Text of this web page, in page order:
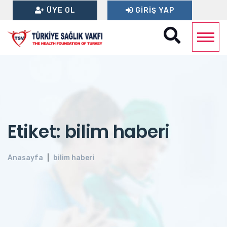
ÜYE OL GIRIŞ YAP
Etiket: bilim haberi
Anasayfa bilim haberi